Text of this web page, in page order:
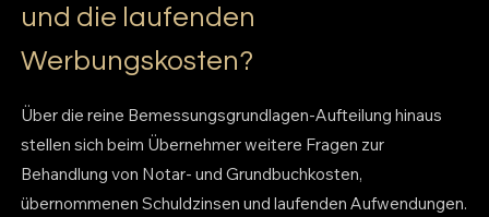
und die laufenden
Werbungskosten?
Über die reine Bemessungsgrundlagen-Aufteilung hinaus
stellen sich beim Übernehmer weitere Fragen zur
Behandlung von Notar- und Grundbuchkosten,
übernommenen Schuldzinsen und laufenden Aufwendungen.